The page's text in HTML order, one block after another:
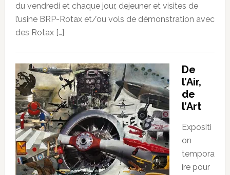
du vendredi et chaque jour, dejeuner et visites de
l’usine BRP-Rotax et/ou vols de démonstration avec
des Rotax […]
De
l’Air,
de
l’Art
Expositi
on
tempora
ire pour